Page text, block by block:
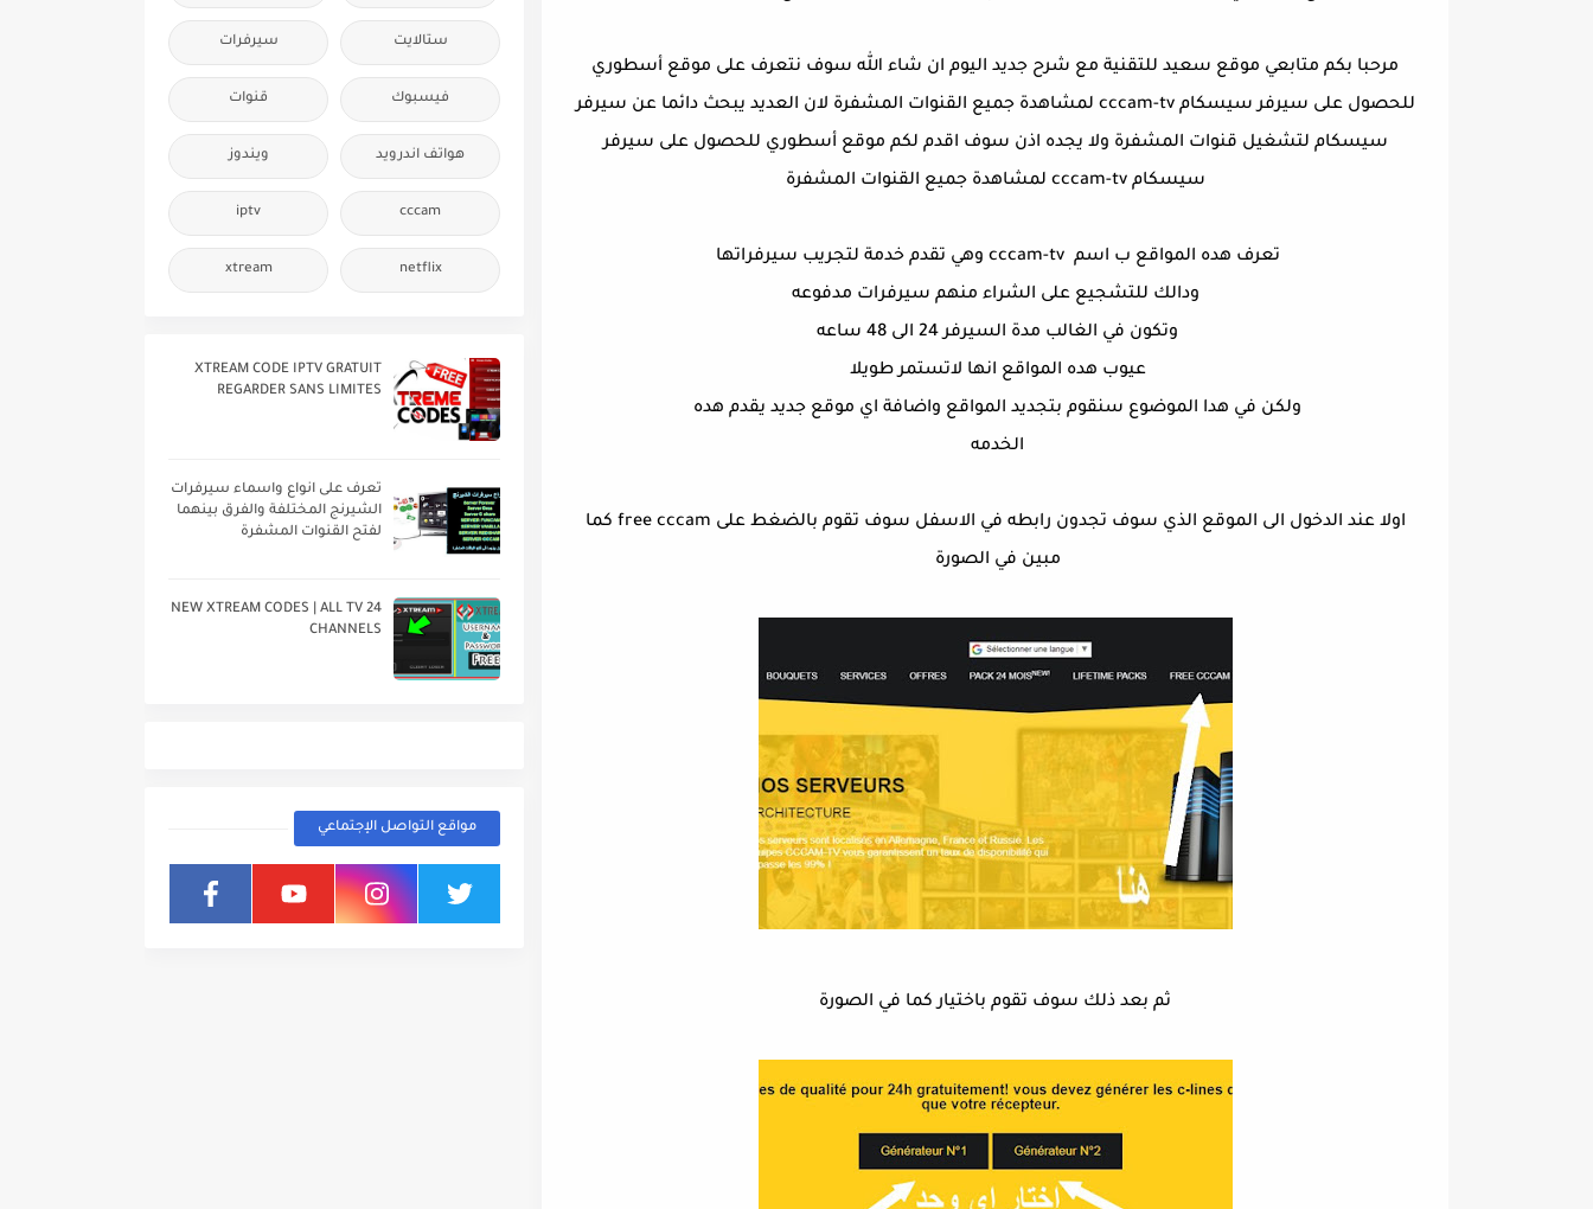
مرحبا بكم متابعي موقع سعيد للتقنية مع شرح جديد اليوم ان شاء الله سوف نتعرف على موقع أسطوري
للحصول على سيرفر سيسكام cccam-tv لمشاهدة جميع القنوات المشفرة لان العديد يبحث دائما عن سيرفر
سيسكام لتشغيل قنوات المشفرة ولا يجده اذن سوف اقدم لكم موقع أسطوري للحصول على سيرفر
سيسكام cccam-tv لمشاهدة جميع القنوات المشفرة
تعرف هده المواقع ب اسم cccam-tv وهي تقدم خدمة لتجريب سيرفراتها
ودالك للتشجيع على الشراء منهم سيرفرات مدفوعه
وتكون في الغالب مدة السيرفر 24 الى 48 ساعه
عيوب هده المواقع انها لاتستمر طويلا
ولكن في هدا الموضوع سنقوم بتجديد المواقع واضافة اي موقع جديد يقدم هده
الخدمه
اولا عند الدخول الى الموقع الذي سوف تجدون رابطه في الاسفل سوف تقوم بالضغط على free cccam كما
مبين في الصورة
ثم بعد ذلك سوف تقوم باختيار كما في الصورة
ستالايت سيرفرات
فيسبوك قنوات
هواتف اندرويد ويندوز
cccam
iptv
netflix
xtream
XTREAM CODE IPTV GRATUIT
REGARDER SANS LIMITES
تعرف على انواع واسماء سيرفرات
الشيرنج المختلفة والفرق بينهما
لفتح القنوات المشفرة
24 NEW XTREAM CODES | ALL TV
CHANNELS
مواقع التواصل الإجتماعي